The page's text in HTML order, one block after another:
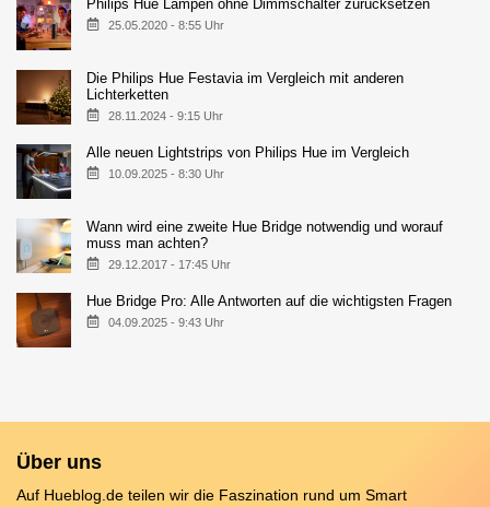
Philips Hue Lampen ohne Dimmschalter zurücksetzen
25.05.2020 - 8:55 Uhr
Die Philips Hue Festavia im Vergleich mit anderen
Lichterketten
28.11.2024 - 9:15 Uhr
Alle neuen Lightstrips von Philips Hue im Vergleich
10.09.2025 - 8:30 Uhr
Wann wird eine zweite Hue Bridge notwendig und worauf
muss man achten?
29.12.2017 - 17:45 Uhr
Hue Bridge Pro: Alle Antworten auf die wichtigsten Fragen
04.09.2025 - 9:43 Uhr
Über uns
Auf Hueblog.de teilen wir die Faszination rund um Smart